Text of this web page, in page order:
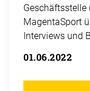
Geschäftsstelle
MagentaSport
Interviews und
01.06.2022